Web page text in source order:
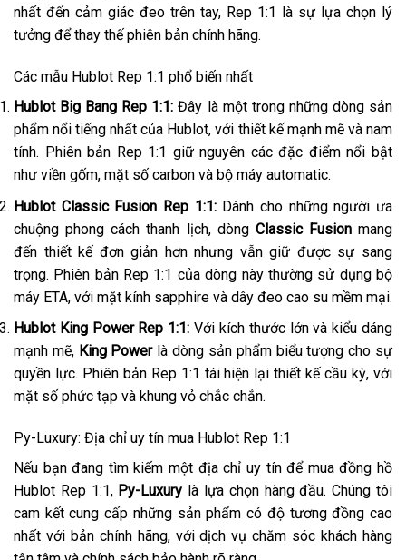
nhất đến cảm giác đeo trên tay, Rep 1:1 là sự lựa chọn lý
tưởng để thay thế phiên bản chính hãng.
Các mẫu Hublot Rep 1:1 phổ biến nhất
Hublot Big Bang Rep 1:1: Đây là một trong những dòng sản
phẩm nổi tiếng nhất của Hublot, với thiết kế mạnh mẽ và nam
tính. Phiên bản Rep 1:1 giữ nguyên các đặc điểm nổi bật
như viền gốm, mặt số carbon và bộ máy automatic.
Hublot Classic Fusion Rep 1:1:Dành cho những người ưa
chuộng phong cách thanh lịch, dòng Classic Fusionmang
đến thiết kế đơn giản hơn nhưng vẫn giữ được sự sang
trọng. Phiên bản Rep 1:1 của dòng này thường sử dụng bộ
máy ETA, với mặt kính sapphire và dây đeo cao su mềm mại.
Hublot King Power Rep 1:1: Với kích thước lớn và kiểu dáng
mạnh mẽ, King Powerlà dòng sản phẩm biểu tượng cho sự
quyền lực. Phiên bản Rep 1:1 tái hiện lại thiết kế cầu kỳ, với
mặt số phức tạp và khung vỏ chắc chắn.
Py-Luxury: Địa chỉ uy tín mua Hublot Rep 1:1
Nếu bạn đang tìm kiếm một địa chỉ uy tín để mua đồng hồ
Hublot Rep 1:1, Py-Luxury là lựa chọn hàng đầu. Chúng tôi
cam kết cung cấp những sản phẩm có độ tương đồng cao
nhất với bản chính hãng, với dịch vụ chăm sóc khách hàng